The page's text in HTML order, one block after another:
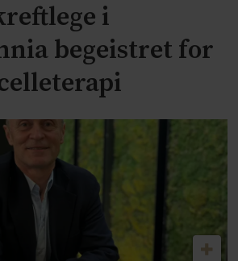
i
begeistret for